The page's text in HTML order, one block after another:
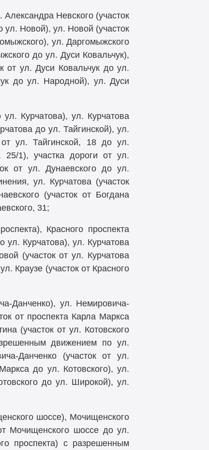
Невского (участок
ул. Новой), ул. Новой (участок
ул. Даргомыжского
до ул. Дуси Ковальчук),
от ул. Дуси Ковальчук до ул.
до ул. Народной), ул. Дуси
Курчатова), ул. Курчатова
до ул. Тайгинской), ул.
ул. Тайгинской, 18 до ул.
25/1), участка дороги от ул.
от ул. Дунаевского до ул.
ул. Курчатова (участок
(участок от Богдана
31;
Красного проспекта
ул. Курчатова), ул. Курчатова
(участок от ул. Курчатова
Краузе (участок от Красного
Данченко), ул. Немировича-
от проспекта Карла Маркса
(участок от ул. Котовского
движением по ул.
Данченко (участок от ул.
до ул. Котовского), ул.
до ул. Широкой), ул.
шоссе), Мочищенского
Мочищенского шоссе до ул.
проспекта) с разрешенным